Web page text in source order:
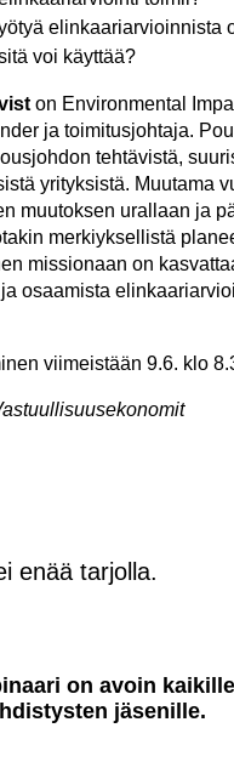
elinkaariarvioinnista
voi käyttää?
on Environmental
ja toimitusjohtaja.
tehtävistä,
yrityksistä. Muutama
muutoksen urallaan ja
merkiyksellistä
missionaan on
osaamista
viimeistään 9.6. klo
enää tarjolla.
on avoin
jäsenille.